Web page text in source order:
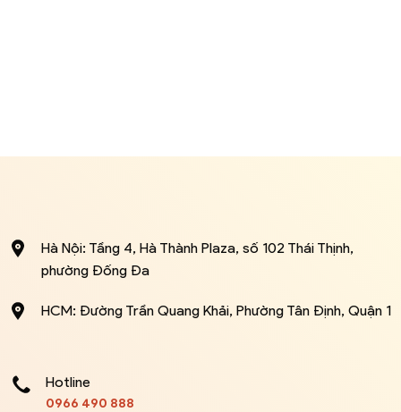
Hà Nội: Tầng 4, Hà Thành Plaza, số 102 Thái Thịnh,
phường Đống Đa
HCM: Đường Trần Quang Khải, Phường Tân Định, Quận 1
Hotline
0966 490 888